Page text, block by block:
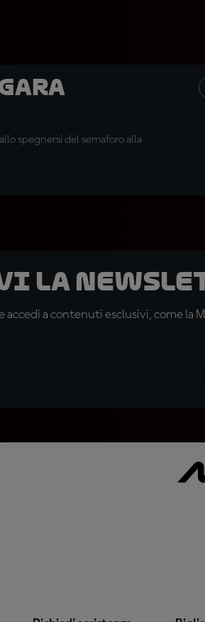
spegnersi del semaforo alla
la
accedi a contenuti esclusivi, come